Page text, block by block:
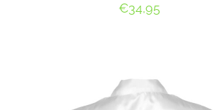
€34,95